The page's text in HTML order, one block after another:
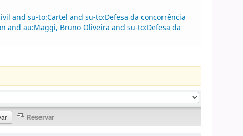
and su-to:Cartel and su-to:Defesa da concorrência
and au:Maggi, Bruno Oliveira and su-to:Defesa da